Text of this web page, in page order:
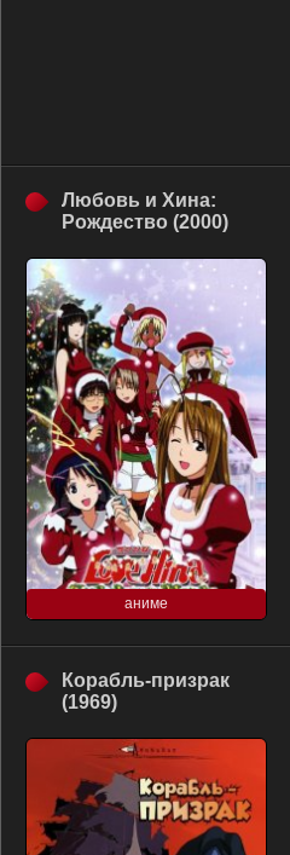
Любовь и Хина:
Рождество (2000)
аниме
Корабль-призрак
(1969)